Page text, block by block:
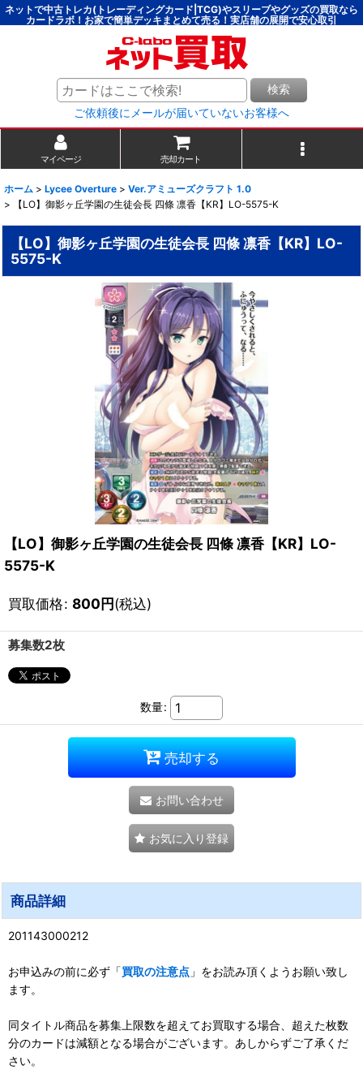
ネットで中古トレカ(トレーディングカード|TCG)やスリーブやグッズの買取なら
カードラボ！お家で簡単デッキまとめて売る！実店舗の展開で安心取引
検索
ご依頼後にメールが届いていないお客様へ
マイページ 売却カート
ホーム > Lycee Overture > Ver.アミューズクラフト 1.0
>
【LO】御影ヶ丘学園の生徒会長 四條 凛香【KR】LO-5575-K
【LO】御影ヶ丘学園の生徒会長 四條 凛香【KR】LO-
5575-K
【LO】御影ヶ丘学園の生徒会長 四條 凛香【KR】LO-
5575-K
買取価格: 800円(税込)
募集数2枚
数量:
売却する
お問い合わせ
お気に入り登録
商品詳細
201143000212
お申込みの前に必ず「買取の注意点 」をお読み頂くようお願い致し
ます。
同タイトル商品を募集上限数を超えてお買取する場合、超えた枚数
分のカードは減額となる場合がございます。あしからずご了承くだ
さい。